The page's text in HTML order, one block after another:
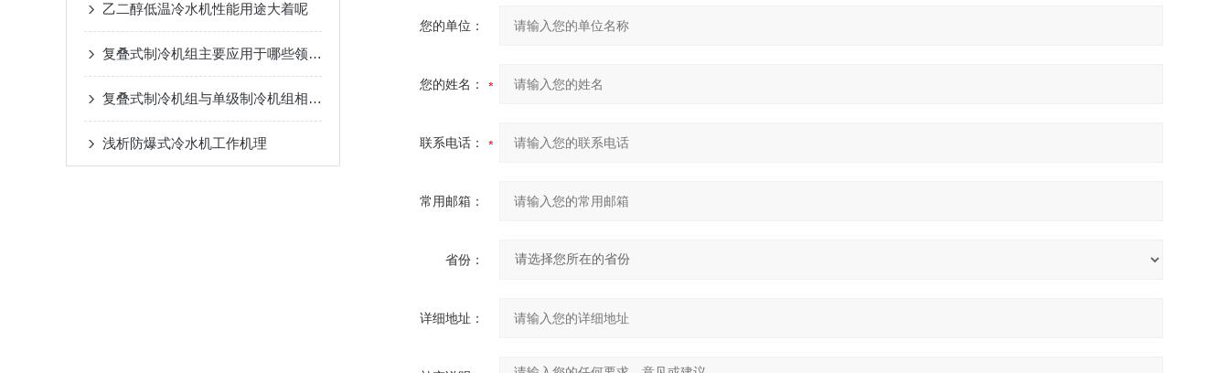
乙二醇低温冷水机性能用途大着呢
复叠式制冷机组主要应用于哪些领域？
复叠式制冷机组与单级制冷机组相比有哪些优势？
浅析​防爆式冷水机工作机理
您的单位：
您的姓名：
联系电话：
常用邮箱：
省份：
详细地址：